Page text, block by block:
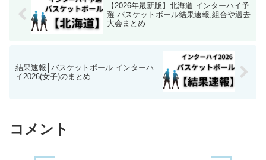
【2026年最新版】北海道 インターハイ予
選 バスケットボール結果速報,組合や過去
大会まとめ
結果速報│バスケットボール インターハ
イ2026(女子)のまとめ
コメント